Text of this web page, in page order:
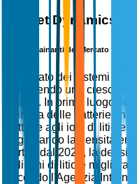
Market Dynamics
Fattori Trainanti del Mercato
Il mercato dei sistemi di
sta vivendo una crescita
chiave. In primo luogo,
chimica delle batterie, in
batterie agli ioni di litio e
migliorando la densità
partire dal 2023, la
agli ioni di litio è
secondo l'Agenzia